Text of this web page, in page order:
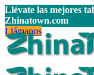
Llévate las mejores
Zhinatown.com
Llámanos